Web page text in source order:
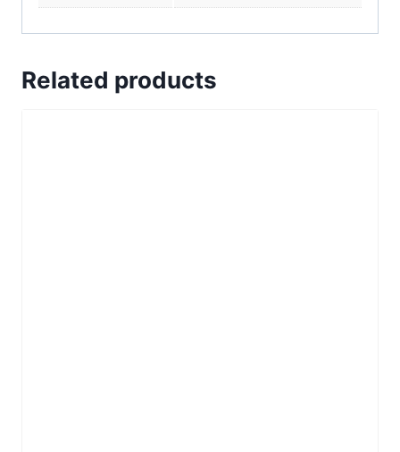
Related products